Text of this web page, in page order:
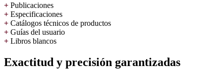
+ Publicaciones
+ Especificaciones
+ Catálogos técnicos de productos
+ Guías del usuario
+ Libros blancos
Exactitud y precisión garantizadas